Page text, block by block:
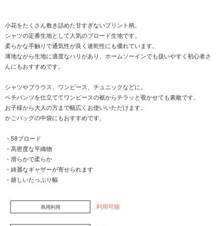
小花をたくさん敷き詰めた甘すぎないプリント柄。
シャツの定番生地として人気のブロード生地です。
柔らかな手触りで通気性が良く速乾性にも優れています。
薄地ながら生地に適度なハリがあり、ホームソーインでも扱いやすく初心者さ
んにもおすすめです。
シャツやブラウス、ワンピース、チュニックなどに。
ペチパンツを仕立ててワンピースの裾からチラッと覗かせても素敵です。
お子様から大人の方まで幅広くお使いいただけます。
かごバッグの中袋にもおすすめです。
・50ブロード
・高密度な平織物
・滑らかで柔らか
・綺麗なギャザーが寄せられます
・嬉しいたっぷり幅
商用利用 利用可能